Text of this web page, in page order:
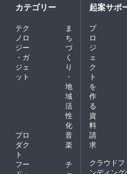
カテゴリー
テク
ノロ
ジー
・ガ
ジェ
ット
ま
ち
づ
く
り
・
地
域
活
性
化
プロ
ダク
ト
音
楽
フー
チ
起案サポ
プ
ロ
ジ
ェ
ク
ト
を
作
る
資
料
請
求
クラウドフ
ンディング